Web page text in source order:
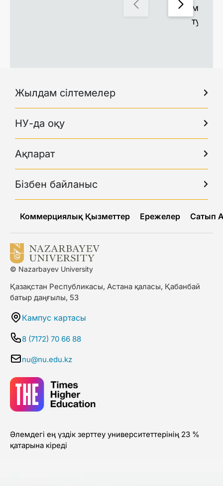
Жылдам сілтемелер
НУ-да оқу
Ақпарат
Бізбен байланыс
Коммерциялық Қызметтер Ережелер Сатып
© Nazarbayev University
Қазақстан Республикасы, Астана қаласы, Қабанбай
батыр даңғылы, 53
Кампус картасы
8 (7172) 70 66 88
nu@nu.edu.kz
Әлемдегі ең үздік зерттеу университеттерінің 23 %
қатарына кіреді